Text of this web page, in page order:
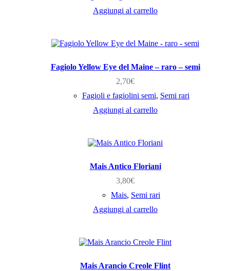
Aggiungi al carrello
Fagiolo Yellow Eye del Maine – raro – semi
2,70€
Fagioli e fagiolini semi, Semi rari
Aggiungi al carrello
Mais Antico Floriani
3,80€
Mais, Semi rari
Aggiungi al carrello
Mais Arancio Creole Flint